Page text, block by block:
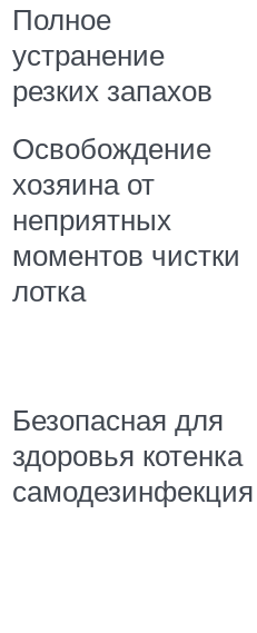
Полное
устранение
резких запахов
Освобождение
хозяина от
неприятных
моментов чистки
лотка
Безопасная для
здоровья котенка
самодезинфекция